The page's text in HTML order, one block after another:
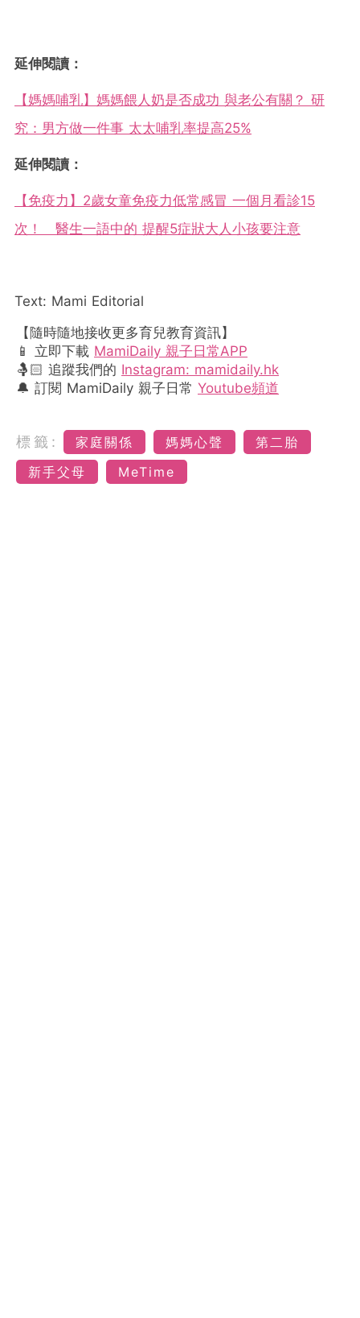
延伸閱讀：
【媽媽哺乳】媽媽餵人奶是否成功 與老公有關？ 研
究：男方做一件事 太太哺乳率提高25%
延伸閱讀：
【免疫力】2歲女童免疫力低常感冒 一個月看診15
次！ 醫生一語中的 提醒5症狀大人小孩要注意
Text: Mami Editorial
【隨時隨地接收更多育兒教育資訊】
📱 立即下載 MamiDaily 親子日常APP
🤱🏻 追蹤我們的 Instagram: mamidaily.hk
🔔 訂閱 MamiDaily 親子日常 Youtube頻道
標籤: 家庭關係 媽媽心聲
第二胎
新手父母
MeTime